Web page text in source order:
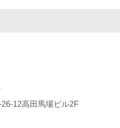
12高田馬場ビル2F